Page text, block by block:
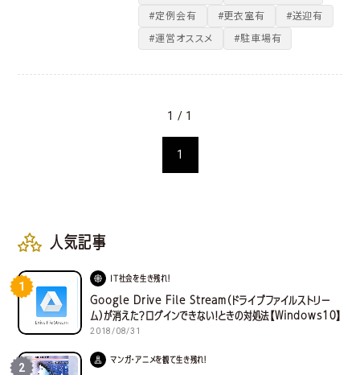
#定例会有
#更衣室有
#送迎有
#運営オススメ
#駐車場有
1 / 1
1
人気記事
1
IT社会を生き残れ！
Google Drive File Stream（ドライブファイルストリー
ム）が消えた？ログインできない！ときの対処法【Windows10】
2018/08/31
2
マンガ・アニメを観て生き残れ！